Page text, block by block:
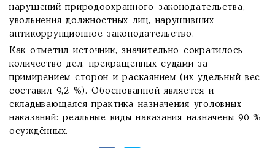
нарушений природоохранного законодательства,
увольнения должностных лиц, нарушивших
антикоррупционное законодательство.
Как отметил источник, значительно сократилось
количество дел, прекращенных судами за
примирением сторон и раскаянием (их удельный вес
составил 9,2 %). Обоснованной является и
складывающаяся практика назначения уголовных
наказаний: реальные виды наказания назначены 90 %
осуждённых.